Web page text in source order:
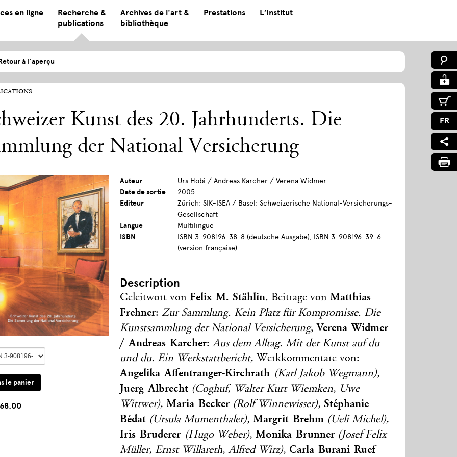
en ligne
Recherche &
publications
Archives de l'art &
bibliothèque
Prestations L’Institut
FR
à l’aperçu
Kunst des 20. Jahrhunderts. Die
der National Versicherung
Auteur
Urs Hobi / Andreas Karcher / Verena Widmer
Date de sortie
2005
Editeur
Zürich: SIK-ISEA / Basel: Schweizerische National-Versicherungs-
Gesellschaft
Langue
Multilingue
ISBN
ISBN 3-908196-38-8 (deutsche Ausgabe), ISBN 3-908196-39-6
(version française)
Description
Geleitwort vonFelix M. Stählin, Beiträge vonMatthias
Frehner:Zur Sammlung. Kein Platz für Kompromisse. Die
Kunstsammlung der National Versicherung, Verena Widmer
/ Andreas Karcher:Aus dem Alltag. Mit der Kunst auf du
und du. Ein Werkstattbericht, Werkkommentare von:
Angelika Affentranger-Kirchrath (Karl Jakob Wegmann),
Juerg Albrecht (Coghuf, Walter Kurt Wiemken, Uwe
Wittwer),Maria Becker (Rolf Winnewisser),Stéphanie
Bédat (Ursula Mumenthaler),Margrit Brehm (Ueli Michel),
Iris Bruderer (Hugo Weber),Monika Brunner (Josef Felix
Müller, Ernst Willareth, Alfred Wirz), Carla Burani Ruef